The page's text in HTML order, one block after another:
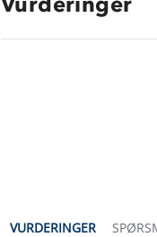
VURDERINGER